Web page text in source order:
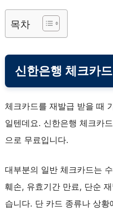
목차
신한은행 체크카
체크카드를 재발급 받을 때
일텐데요. 신한은행 체크카
으로 무료입니다.
대부분의 일반 체크카드는
훼손, 유효기간 만료, 단순
습니다. 단 카드 종류나 상